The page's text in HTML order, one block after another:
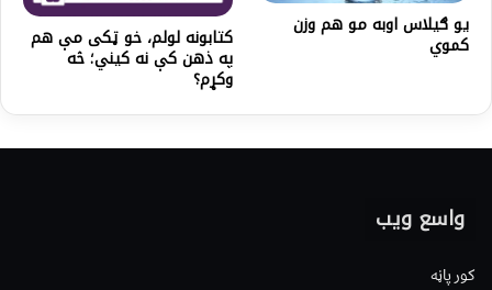
یو ګیلاس اوبه مو هم وزن
کموي کتابونه لولم، خو ټکی مې هم
په ذهن کې نه کیني؛ څه
وکړم؟
واسع ویب
کور پاڼه